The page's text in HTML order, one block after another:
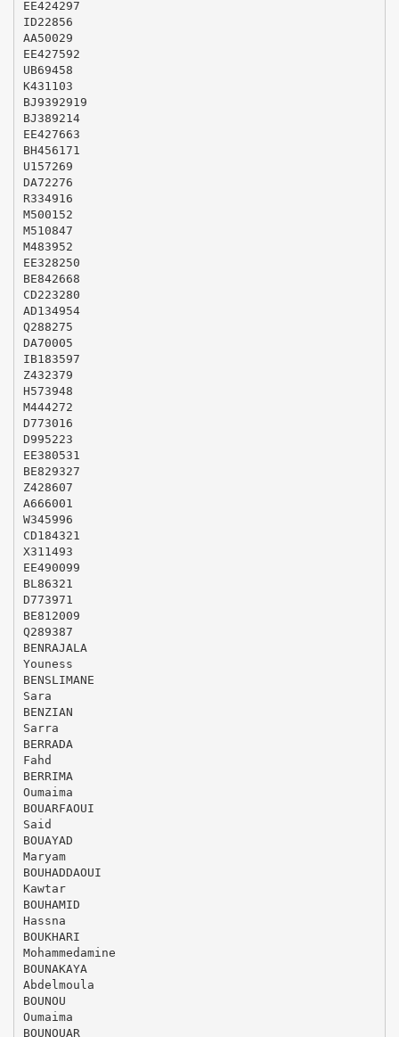
EE424297
ID22856
AA50029
EE427592
UB69458
K431103
BJ9392919
BJ389214
EE427663
BH456171
U157269
DA72276
R334916
M500152
M510847
M483952
EE328250
BE842668
CD223280
AD134954
Q288275
DA70005
IB183597
Z432379
H573948
M444272
D773016
D995223
EE380531
BE829327
Z428607
A666001
W345996
CD184321
X311493
EE490099
BL86321
D773971
BE812009
Q289387
BENRAJALA
Youness
BENSLIMANE
Sara
BENZIAN
Sarra
BERRADA
Fahd
BERRIMA
Oumaima
BOUARFAOUI
Said
BOUAYAD
Maryam
BOUHADDAOUI
Kawtar
BOUHAMID
Hassna
BOUKHARI
Mohammedamine
BOUNAKAYA
Abdelmoula
BOUNOU
Oumaima
BOUNOUAR